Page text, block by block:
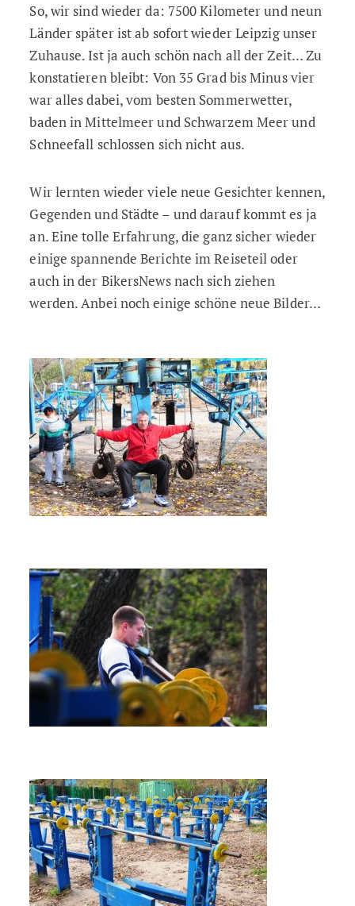
So, wir sind wieder da: 7500 Kilometer und neun
Länder später ist ab sofort wieder Leipzig unser
Zuhause. Ist ja auch schön nach all der Zeit… Zu
konstatieren bleibt: Von 35 Grad bis Minus vier
war alles dabei, vom besten Sommerwetter,
baden in Mittelmeer und Schwarzem Meer und
Schneefall schlossen sich nicht aus.
Wir lernten wieder viele neue Gesichter kennen,
Gegenden und Städte – und darauf kommt es ja
an. Eine tolle Erfahrung, die ganz sicher wieder
einige spannende Berichte im Reiseteil oder
auch in der BikersNews nach sich ziehen
werden. Anbei noch einige schöne neue Bilder…